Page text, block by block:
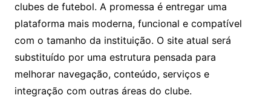
clubes de futebol. A promessa é entregar uma
plataforma mais moderna, funcional e compatível
com o tamanho da instituição. O site atual será
substituído por uma estrutura pensada para
melhorar navegação, conteúdo, serviços e
integração com outras áreas do clube.